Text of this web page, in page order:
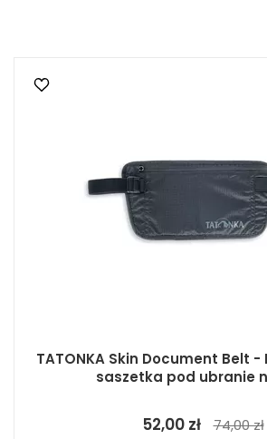
TATONKA Skin Document Belt
saszetka pod ubranie
52,00 zł 74,00 zł